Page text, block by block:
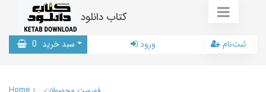
کتاب دانلود
سبد خرید 0 ورود ثبت‌نام